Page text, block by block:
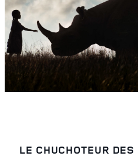
LE CHUCHOTEUR DES